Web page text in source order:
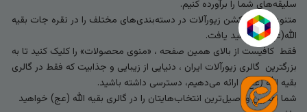
سلیقه‌های شما را برآورده کنیم.
متنوع‌ترین کالکشن زیورآلات در دسته‌بندی‌های مختلف را در نقره جات بقیه
الله(عج) خواهید یافت.
فقط کافیست از بالای همین صفحه ، «منوی محصولات» را کلیک کنید تا به
بزرگترین گالری زیورآلات ایران ، دنیایی از زیبایی و جذابیت که فقط در گالری
بقیه الله (عج) ارائه می‌دهیم، دسترسی داشته باشید.
شما بهترین و اصیل‌ترین انتخاب‌هایتان را در گالری بقیه الله (عج) خواهید